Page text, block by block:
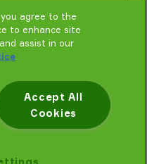
you agree to the
to enhance site
assist in our
Accept All
Cookies